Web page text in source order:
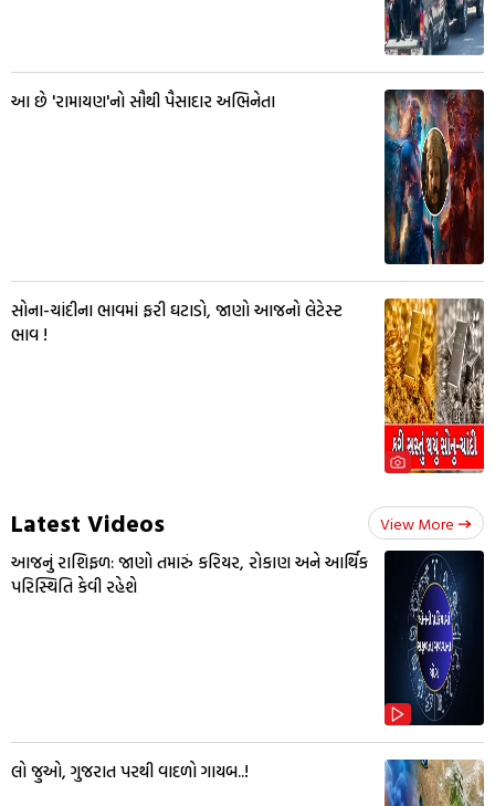
આ છે 'રામાયણ'નો સૌથી પૈસાદાર અભિનેતા
સોના-ચાંદીના ભાવમાં ફરી ઘટાડો, જાણો આજનો લેટેસ્ટ
ભાવ !
Latest Videos View More
આજનું રાશિફળ: જાણો તમારું કરિયર, રોકાણ અને આર્થિક
પરિસ્થિતિ કેવી રહેશે
લો જુઓ, ગુજરાત પરથી વાદળો ગાયબ..!